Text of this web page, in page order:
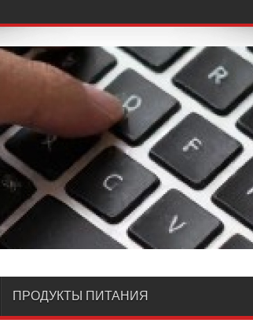
ПРОДУКТЫ ПИТАНИЯ